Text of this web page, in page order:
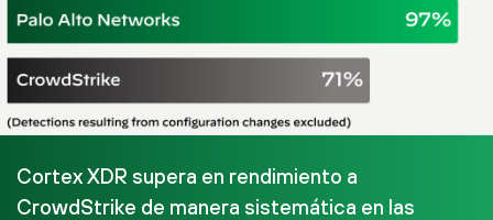
Cortex XDR supera en rendimiento a
CrowdStrike de manera sistemática en las